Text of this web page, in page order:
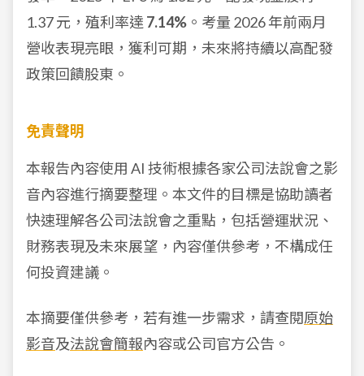
1.37 元，殖利率達 7.14% 。考量 2026 年前兩月
營收表現亮眼，獲利可期，未來將持續以高配發
政策回饋股東。
免責聲明
本報告內容使用 AI 技術根據各家公司法說會之影
音內容進行摘要整理。本文件的目標是協助讀者
快速理解各公司法說會之重點，包括營運狀況、
財務表現及未來展望，內容僅供參考，不構成任
何投資建議。
本摘要僅供參考，若有進一步需求，請查閱原始
影音及法說會簡報內容或公司官方公告。